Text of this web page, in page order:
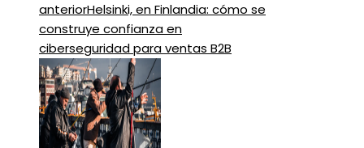
anteriorHelsinki, en Finlandia: cómo se
construye confianza en
ciberseguridad para ventas B2B